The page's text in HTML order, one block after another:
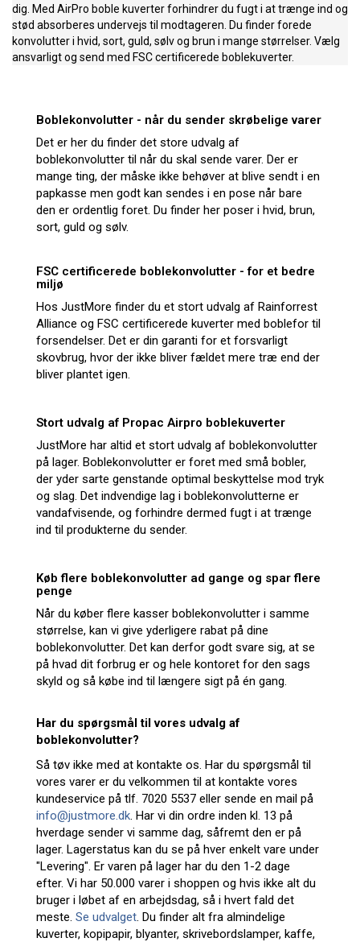
dig. Med AirPro boble kuverter forhindrer du fugt i at trænge ind og
stød absorberes undervejs til modtageren. Du finder forede
konvolutter i hvid, sort, guld, sølv og brun i mange størrelser. Vælg
ansvarligt og send med FSC certificerede boblekuverter.
Boblekonvolutter - når du sender skrøbelige varer
Det er her du finder det store udvalg af
boblekonvolutter til når du skal sende varer. Der er
mange ting, der måske ikke behøver at blive sendt i en
papkasse men godt kan sendes i en pose når bare
den er ordentlig foret. Du finder her poser i hvid, brun,
sort, guld og sølv.
FSC certificerede boblekonvolutter - for et bedre
miljø
Hos JustMore finder du et stort udvalg af Rainforrest
Alliance og FSC certificerede kuverter med boblefor til
forsendelser. Det er din garanti for et forsvarligt
skovbrug, hvor der ikke bliver fældet mere træ end der
bliver plantet igen.
Stort udvalg af Propac Airpro boblekuverter
JustMore har altid et stort udvalg af boblekonvolutter
på lager. Boblekonvolutter er foret med små bobler,
der yder sarte genstande optimal beskyttelse mod tryk
og slag. Det indvendige lag i boblekonvolutterne er
vandafvisende, og forhindre dermed fugt i at trænge
ind til produkterne du sender.
Køb flere boblekonvolutter ad gange og spar flere
penge
Når du køber flere kasser boblekonvolutter i samme
størrelse, kan vi give yderligere rabat på dine
boblekonvolutter. Det kan derfor godt svare sig, at se
på hvad dit forbrug er og hele kontoret for den sags
skyld og så købe ind til længere sigt på én gang.
Har du spørgsmål til vores udvalg af
boblekonvolutter?
Så tøv ikke med at kontakte os. Har du spørgsmål til
vores varer er du velkommen til at kontakte vores
kundeservice på tlf. 7020 5537 eller sende en mail på
info@justmore.dk. Har vi din ordre inden kl. 13 på
hverdage sender vi samme dag, såfremt den er på
lager. Lagerstatus kan du se på hver enkelt vare under
"Levering". Er varen på lager har du den 1-2 dage
efter. Vi har 50.000 varer i shoppen og hvis ikke alt du
bruger i løbet af en arbejdsdag, så i hvert fald det
meste. Se udvalget. Du finder alt fra almindelige
kuverter, kopipapir, blyanter, skrivebordslamper, kaffe,